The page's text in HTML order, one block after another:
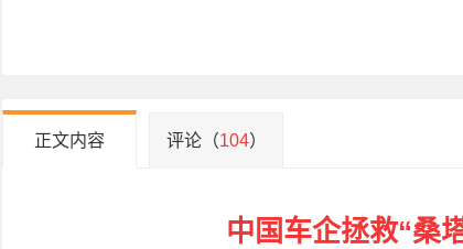
正文内容 评论（104）
中国车企拯救“桑